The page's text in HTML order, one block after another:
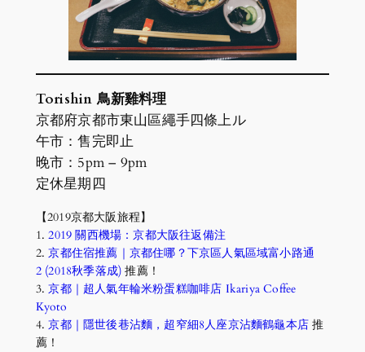
Torishin 鳥新雞料理
京都府京都市東山區繩手四條上ル
午市：售完即止
晚市：5pm – 9pm
定休星期四
【2019京都大阪旅程】
1.2019 關西機場：京都大阪往返備注
2.京都住宿推薦｜京都住哪？下京區人氣區域富小路通
2 (2018秋季落成) 推薦！
3.京都｜超人氣年輪米粉蛋糕咖啡店 Ikariya Coffee
Kyoto
4.京都｜隱世後巷沾麵，超窄細8人座京沾麵鶴龜本店 推
薦！